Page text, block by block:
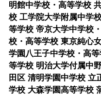
明館中学校・高等学校
校 工学院大学附属中学
等学校 帝京大学中学校
校・高等学校 東京純心
学園八王子中学校・高
等学校 明治大学付属中
田区 清明学園中学校 立
学校 大森学園高等学校